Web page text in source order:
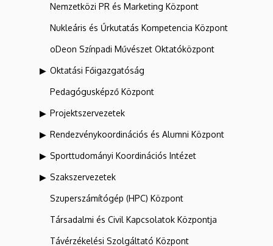
Nemzetközi PR és Marketing Központ
Nukleáris és Űrkutatás Kompetencia Központ
oDeon Színpadi Művészet Oktatóközpont
Oktatási Főigazgatóság
Pedagógusképző Központ
Projektszervezetek
Rendezvénykoordinációs és Alumni Központ
Sporttudományi Koordinációs Intézet
Szakszervezetek
Szuperszámítógép (HPC) Központ
Társadalmi és Civil Kapcsolatok Központja
Távérzékelési Szolgáltató Központ